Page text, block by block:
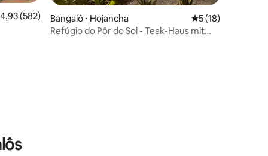
de uma avaliação média de 5, 582 avaliações
4,93 (582)
Bangalô ⋅ Hojancha 5 de uma
5 (18)
Refúgio do Pôr do Sol - Teak-Haus mit